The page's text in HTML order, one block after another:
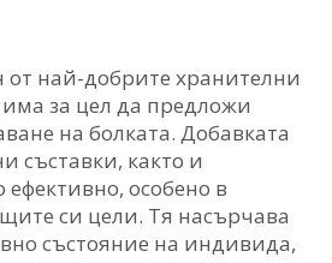
от най-добрите хранителни
за цел да предложи
на болката. Добавката
съставки, както и
особено в
си цели. Тя насърчава
състояние на индивида,